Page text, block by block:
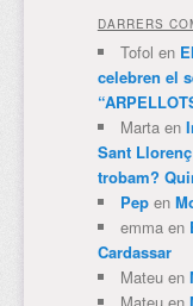
DARRERS
Tofol en
celebren el
Martaen
Sant
trobam?
Pepen
emmaen
Cardassar
Mateuen